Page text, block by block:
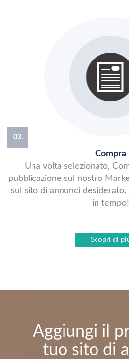
03.
Compra
Una volta selezionato,
pubblicazione sul nostro
sul sito di annunci
in tempo!
Scopri di
Aggiungi il
tuo sito di